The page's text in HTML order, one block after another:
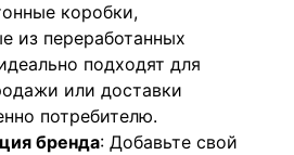
коробки,
из переработанных
подходят для
или доставки
потребителю.
бренда: Добавьте свой